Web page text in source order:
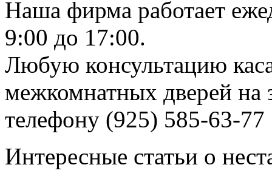
Наша фирма работает
9:00 до 17:00.
Любую консультацию
межкомнатных дверей на
телефону (925) 585-63-77
Интересные статьи о